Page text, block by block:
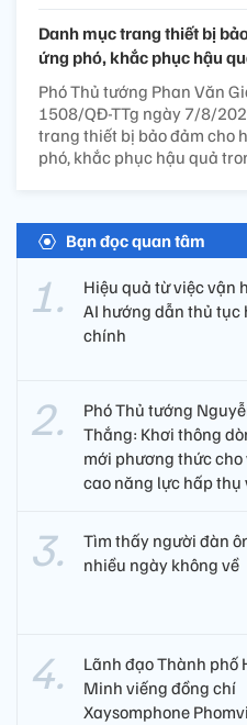
Danh mục trang thiết bị
ứng phó, khắc phục hậu
Phó Thủ tướng Phan Văn
1508/QĐ-TTg ngày 7/8/
trang thiết bị bảo đảm cho
phó, khắc phục hậu quả
Bạn đọc quan tâm
Hiệu quả từ việc vận
AI hướng dẫn thủ tục
chính
Phó Thủ tướng
Thắng: Khơi thông
mới phương thức cho
cao năng lực hấp thụ
Tìm thấy người đàn
nhiều ngày không về
Lãnh đạo Thành phố
Minh viếng đồng chí
Xaysomphone